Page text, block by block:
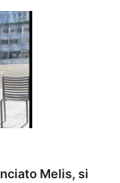
Melis, si